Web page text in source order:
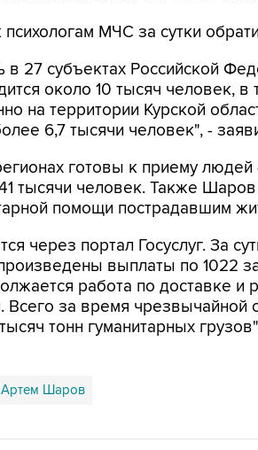
МЧС за сутки
27 субъектах Российской
около 10 тысяч человек, в
на территории Курской
6,7 тысячи человек", -
готовы к приему
тысячи человек. Также
помощи пострадавшим
через портал Госуслуг. За
выплаты по 1022
работа по доставке и
Всего за время чрезвычайной
тонн гуманитарных
Артем Шаров